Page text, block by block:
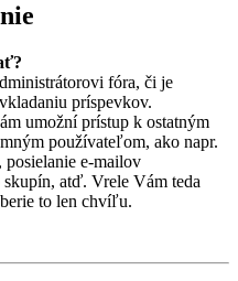
fóra, či je
príspevkov.
umožní prístup k ostatným
používateľom, ako napr.
posielanie e-mailov
atď. Vrele Vám teda
to len chvíľu.